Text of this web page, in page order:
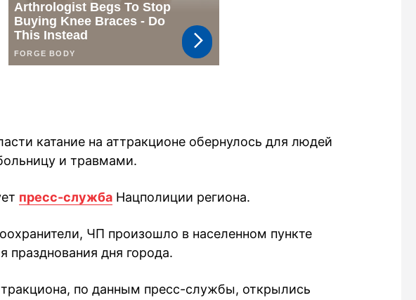
катание на аттракционе обернулось для людей
и травмами.
пресс-служба Нацполиции региона.
ЧП произошло в населенном пункте
празднования дня города.
по данным пресс-службы, открылись